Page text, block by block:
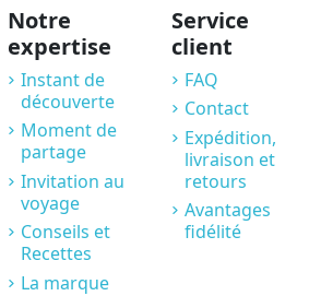
Notre
expertise
Instant de
découverte
Moment de
partage
Invitation au
voyage
Conseils et
Recettes
La marque
Service
client
FAQ
Contact
Expédition,
livraison et
retours
Avantages
fidélité